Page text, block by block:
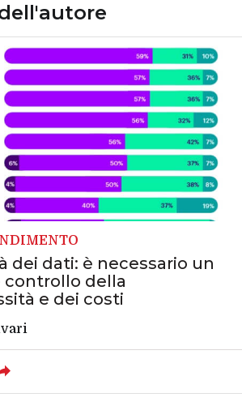
dei dati: è necessario un
controllo della
e dei costi